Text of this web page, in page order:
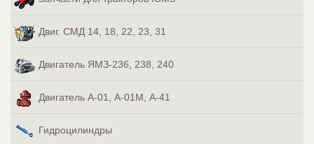
Двиг. СМД 14, 18, 22, 23, 31
Двигатель ЯМЗ-236, 238, 240
Двигатель А-01, А-01М, А-41
Гидроцилиндры